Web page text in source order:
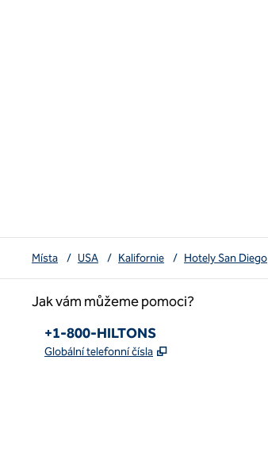
Místa / USA / Kalifornie / Hotely San Diego
Jak vám můžeme pomoci?
Telefon :
+1-800-HILTONS
Globální telefonní čísla ,